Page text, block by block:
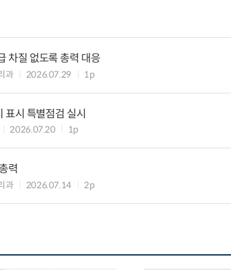
차질 없도록 총력 대응
과 2026.07.29 1p
표시 특별점검 실시
2026.07.20 1p
력
과 2026.07.14 2p